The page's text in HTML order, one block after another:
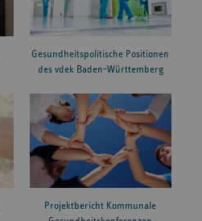
Gesundheitspolitische Positionen
des vdek Baden-Württemberg
Projektbericht Kommunale